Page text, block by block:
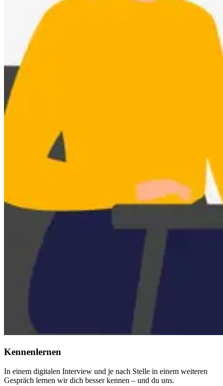
Kennenlernen
In einem digitalen Interview und je nach Stelle in einem weiteren
Gespräch lernen wir dich besser kennen – und du uns.